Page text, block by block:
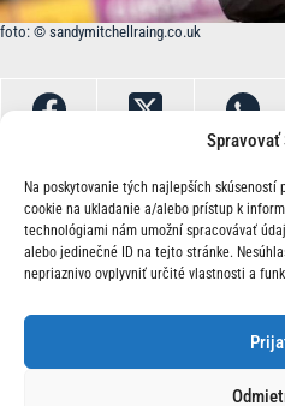
Spravovať
Na poskytovanie tých najlepších skúseností
cookie na ukladanie a/alebo prístup k
technológiami nám umožní spracovávať
alebo jedinečné ID na tejto stránke.
nepriaznivo ovplyvniť určité vlastnosti a
foto: © sandymitchellraing.co.uk
O Nás |